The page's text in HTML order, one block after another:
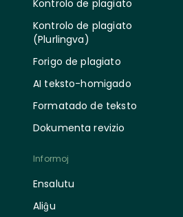
Kontrolo de plagiato
Kontrolo de plagiato
(Plurlingva)
Forigo de plagiato
AI teksto-homigado
Formatado de teksto
Dokumenta revizio
Informoj
Ensalutu
Aliĝu